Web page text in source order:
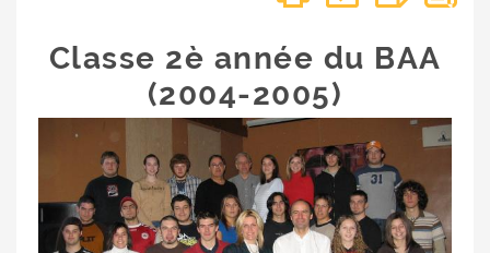
Classe 2è année du BAA
(2004-2005)